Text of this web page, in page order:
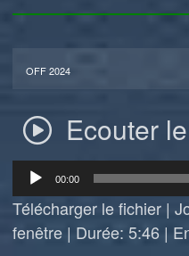
OFF 2024
Ecouter
Lecteur
audio
00:00
Télécharger le fichier |
fenêtre | Durée: 5:46 |